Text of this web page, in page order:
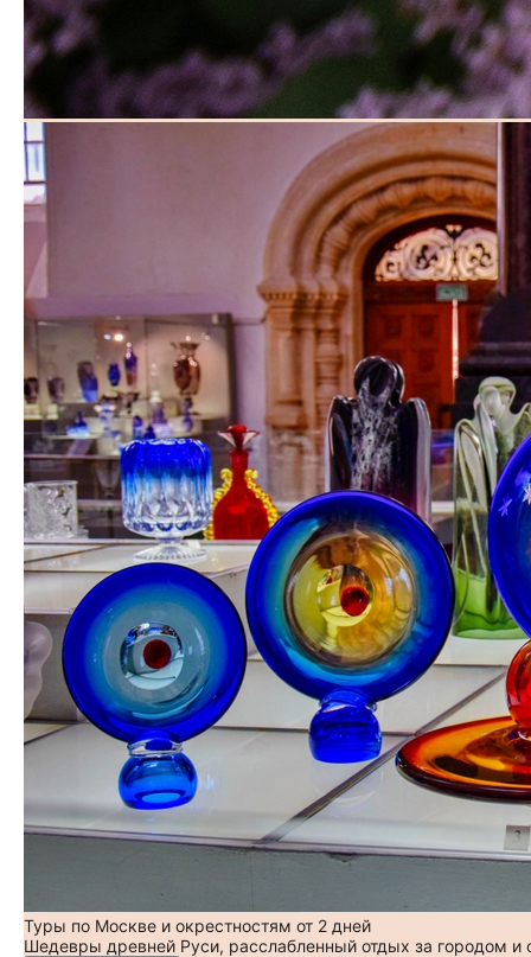
Туры по Москве и окрестностям от 2 дней
Шедевры древней Руси, расслабленный отдых за городом